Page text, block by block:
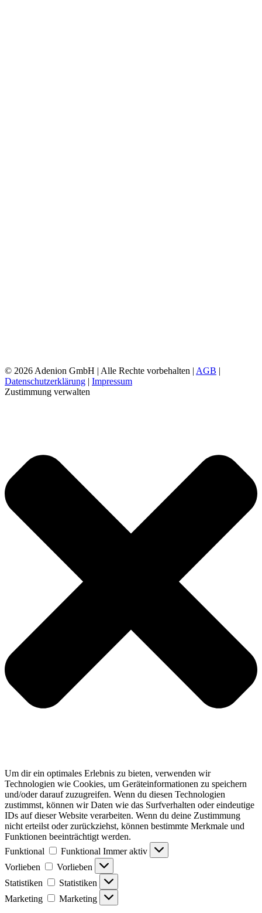
© 2026 Adenion GmbH | Alle Rechte vorbehalten | AGB |
Datenschutzerklärung | Impressum
Zustimmung verwalten
Um dir ein optimales Erlebnis zu bieten, verwenden wir
Technologien wie Cookies, um Geräteinformationen zu speichern
und/oder darauf zuzugreifen. Wenn du diesen Technologien
zustimmst, können wir Daten wie das Surfverhalten oder eindeutige
IDs auf dieser Website verarbeiten. Wenn du deine Zustimmung
nicht erteilst oder zurückziehst, können bestimmte Merkmale und
Funktionen beeinträchtigt werden.
Funktional
Funktional Immer aktiv
Vorlieben
Vorlieben
Statistiken
Statistiken
Marketing
Marketing